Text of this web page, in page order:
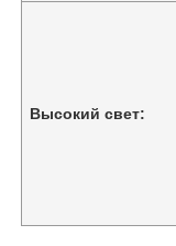
Высокий свет: